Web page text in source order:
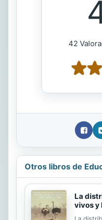
42
Otros libros de
La
vivos y
La